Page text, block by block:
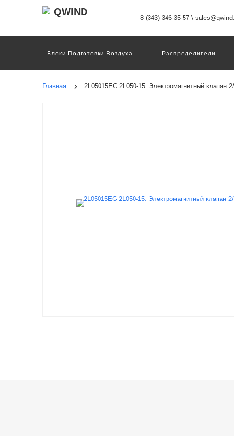
8 (343) 346-35-57 \
Блоки Подготовки Воздуха Распределители
Motion Terminal
Системы Перемещения
Главная 2L05015EG 2L050-15: Электромагнитный клапан